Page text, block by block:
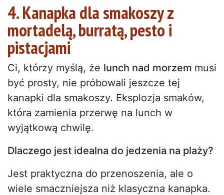
4. Kanapka dla smakoszy z
mortadelą, burratą, pesto i
pistacjami
Ci, którzy myślą, że lunch nad morzem musi
być prosty, nie próbowali jeszcze tej
kanapki dla smakoszy. Eksplozja smaków,
która zamienia przerwę na lunch w
wyjątkową chwilę.
Dlaczego jest idealna do jedzenia na plaży?
Jest praktyczna do przenoszenia, ale o
wiele smaczniejsza niż klasyczna kanapka.